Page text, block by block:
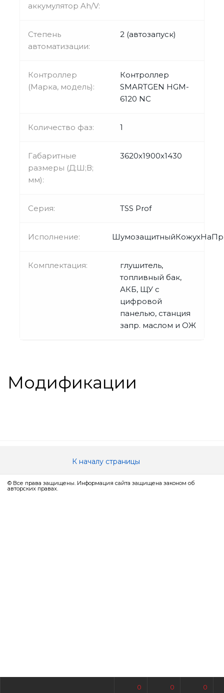
0 0 0
аккумулятор Ah/V:
Степень
автоматизации:
2 (автозапуск)
Контроллер
(Марка, модель):
Контроллер
SMARTGEN HGM-
6120 NC
Количество фаз: 1
Габаритные
размеры (Д;Ш;В;
мм):
3620x1900x1430
Серия: TSS Prof
Исполнение:
Комплектация:
глушитель,
топливный бак,
АКБ, ЩУ с
цифровой
панелью, станция
запр. маслом и ОЖ
Модификации
К началу страницы
© Все права защищены. Информация сайта защищена законом об
авторских правах.